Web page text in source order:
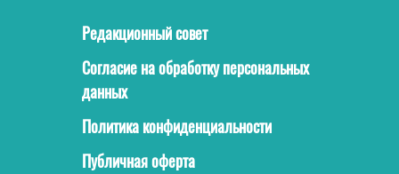
Редакционный совет
Согласие на обработку персональных
данных
Политика конфиденциальности
Публичная оферта